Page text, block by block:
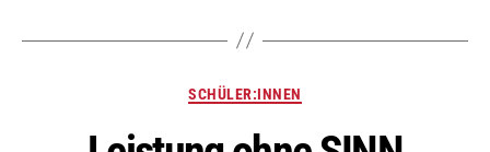
SCHÜLER:INNEN